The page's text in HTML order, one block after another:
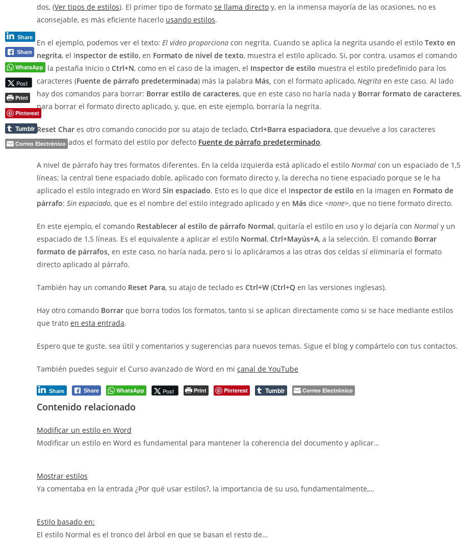
dos, (Ver tipos de estilos). El primer tipo de formato se llama directo y, en la inmensa mayoría de las ocasiones, no es
aconsejable, es más eficiente hacerlo usando estilos.
En el ejemplo, podemos ver el texto: El vídeo proporciona con negrita. Cuando se aplica la negrita usando el estilo Texto en
negrita, el Inspector de estilo, en Formato de nivel de texto, muestra el estilo aplicado. Si, por contra, usamos el comando
de la pestaña Inicio o Ctrl+N, como en el caso de la imagen, el Inspector de estilo muestra el estilo predefinido para los
caracteres (Fuente de párrafo predeterminada) más la palabra Más, con el formato aplicado, Negrita en este caso. Al lado
hay dos comandos para borrar: Borrar estilo de caracteres, que en este caso no haría nada y Borrar formato de caracteres,
para borrar el formato directo aplicado, y, que, en este ejemplo, borraría la negrita.
Reset Char es otro comando conocido por su atajo de teclado, Ctrl+Barra espaciadora, que devuelve a los caracteres
seleccionados el formato del estilo por defecto Fuente de párrafo predeterminado.
A nivel de párrafo hay tres formatos diferentes. En la celda izquierda está aplicado el estilo Normal con un espaciado de 1,5
líneas; la central tiene espaciado doble, aplicado con formato directo y, la derecha no tiene espaciado porque se le ha
aplicado el estilo integrado en Word Sin espaciado. Esto es lo que dice el Inspector de estilo en la imagen en Formato de
párrafo: Sin espaciado, que es el nombre del estilo integrado aplicado y en Más dice <none>, que no tiene formato directo.
En este ejemplo, el comando Restablecer al estilo de párrafo Normal, quitaría el estilo en uso y lo dejaría con Normal y un
espaciado de 1,5 líneas. Es el equivalente a aplicar el estilo Normal, Ctrl+Mayús+A, a la selección. El comando Borrar
formato de párrafos, en este caso, no haría nada, pero si lo aplicáramos a las otras dos celdas sí eliminaría el formato
directo aplicado al párrafo.
También hay un comando Reset Para, su atajo de teclado es Ctrl+W (Ctrl+Q en las versiones inglesas).
Hay otro comando Borrar que borra todos los formatos, tanto si se aplican directamente como si se hace mediante estilos
que trato en esta entrada.
Espero que te guste, sea útil y comentarios y sugerencias para nuevos temas. Sigue el blog y compártelo con tus contactos.
También puedes seguir el Curso avanzado de Word en mi canal de YouTube
Share Share WhatsApp Post Print Pinterest Tumblr Correo Electrónico
Contenido relacionado
Modificar un estilo en Word
Modificar un estilo en Word es fundamental para mantener la coherencia del documento y aplicar…
Mostrar estilos
Ya comentaba en la entrada ¿Por qué usar estilos?, la importancia de su uso, fundamentalmente,…
Estilo basado en:
El estilo Normal es el tronco del árbol en que se basan el resto de…
Share
Share
WhatsApp
Post
Print
Pinterest
Tumblr
Correo Electrónico